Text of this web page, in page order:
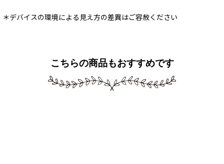
＊デバイスの環境による見え方の差異はご容赦ください
こちらの商品もおすすめです